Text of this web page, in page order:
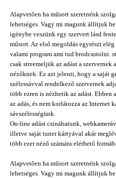
Alapvetően ha műsort szeretnénk
lehetséges. Vagy mi magunk állítjuk
igénybe veszünk egy szervert lásd
műsort. Az első megoldás egyrészt
valami program ami tud brodcastolni.
csak streemeljük az adást a
nézőknek. Ez azt jelenti, hogy a saját
szélessávval rendelkező szervernek
több ezren is nézhetik az adást. Ebben
az adás, és nem korlátozza az Internet
sávszélességünk.
On-line adást csináhatunk,
illetve saját tuner kártyával akár
több ezer néző számára elérhető
Alapvetően ha műsort szeretnénk
lehetséges. Vagy mi magunk állítjuk